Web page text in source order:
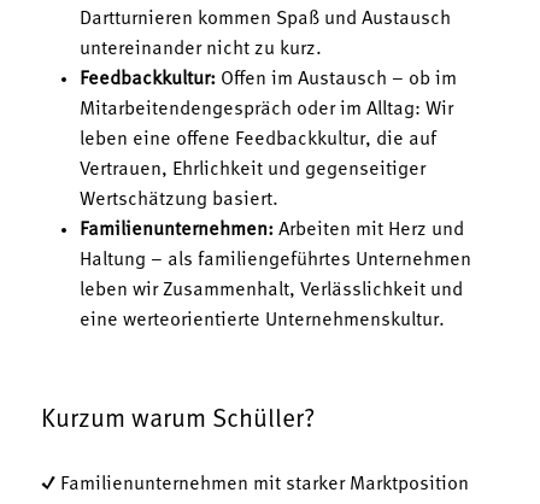
Dartturnieren kommen Spaß und Austausch
untereinander nicht zu kurz.
Feedbackkultur: Offen im Austausch – ob im
Mitarbeitendengespräch oder im Alltag: Wir
leben eine offene Feedbackkultur, die auf
Vertrauen, Ehrlichkeit und gegenseitiger
Wertschätzung basiert.
Familienunternehmen: Arbeiten mit Herz und
Haltung – als familiengeführtes Unternehmen
leben wir Zusammenhalt, Verlässlichkeit und
eine werteorientierte Unternehmenskultur.
Kurzum warum Schüller?
✓ Familienunternehmen mit starker Marktposition